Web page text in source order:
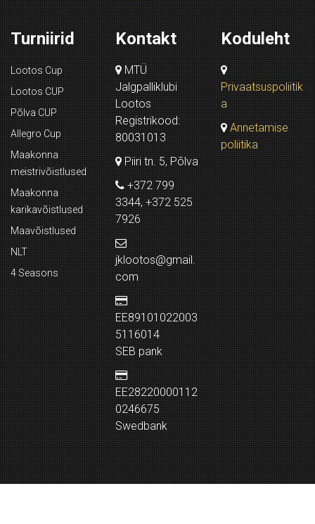
Turniirid
Lootos Cup
Lootos CUP
Põlva CUP
Allegro Cup
Maakonna
meistrivõistlused
Maakonna
karikavõistlused
Maavõistlused
NLT
4 Seasons
Kontakt
MTÜ
Jalgpalliklubi
Lootos
Registrikood:
80031013
Piiri tn. 5, Põlva
+372 799
3344, +372 525
7926
jklootos@gmail.
com
EE89101022003
5116014
SEB pank
EE28220000112
0246675
Swedbank
Koduleht
Privaatsuspoliitik
a
Annetamise
poliitika